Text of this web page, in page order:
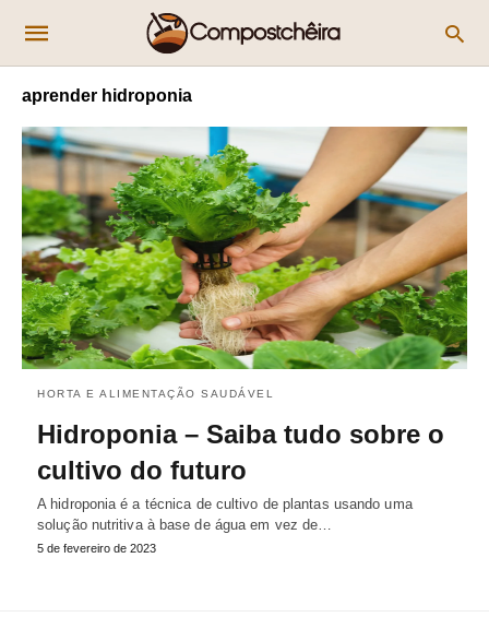
aprender hidroponia
HORTA E ALIMENTAÇÃO SAUDÁVEL
Hidroponia – Saiba tudo sobre o
cultivo do futuro
A hidroponia é a técnica de cultivo de plantas usando uma
solução nutritiva à base de água em vez de…
5 de fevereiro de 2023